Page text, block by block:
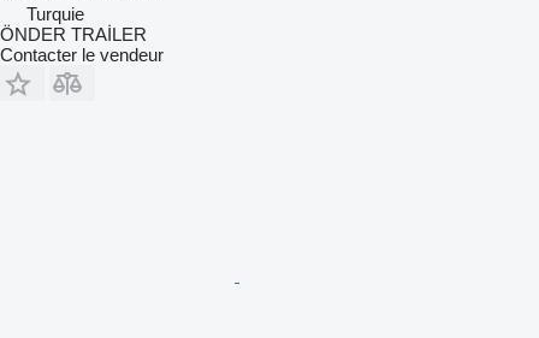
Turquie
ÖNDER TRAİLER
Contacter le vendeur